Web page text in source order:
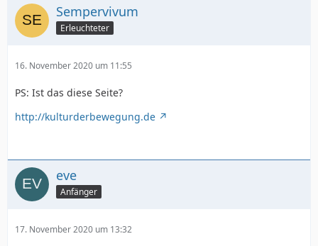
Sempervivum
Erleuchteter
16. November 2020 um 11:55
PS: Ist das diese Seite?
http://kulturderbewegung.de
eve
Anfänger
17. November 2020 um 13:32